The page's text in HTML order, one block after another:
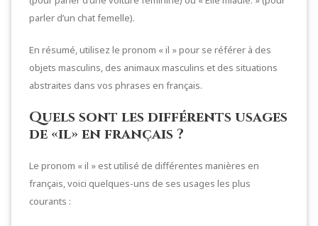
parler d’un chat femelle).
En résumé, utilisez le pronom « il » pour se référer à des
objets masculins, des animaux masculins et des situations
abstraites dans vos phrases en français.
Quels sont les différents usages
de «il» en français ?
Le pronom « il » est utilisé de différentes manières en
français, voici quelques-uns de ses usages les plus
courants :